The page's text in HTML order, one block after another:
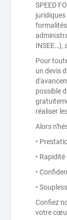
SPEED
INSEE…),
Pour
un devis
possible
réaliser
Alors
•
•
•
•
Confiez
votre